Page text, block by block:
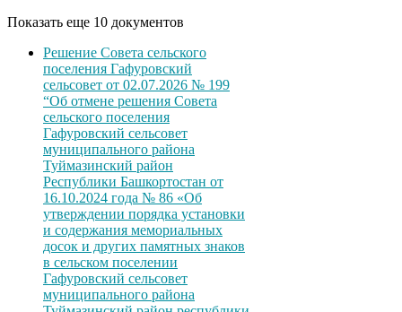
Показать еще 10 документов
Решение Совета сельского
поселения Гафуровский
сельсовет от 02.07.2026 № 199
“Об отмене решения Совета
сельского поселения
Гафуровский сельсовет
муниципального района
Туймазинский район
Республики Башкортостан от
16.10.2024 года № 86 «Об
утверждении порядка установки
и содержания мемориальных
досок и других памятных знаков
в сельском поселении
Гафуровский сельсовет
муниципального района